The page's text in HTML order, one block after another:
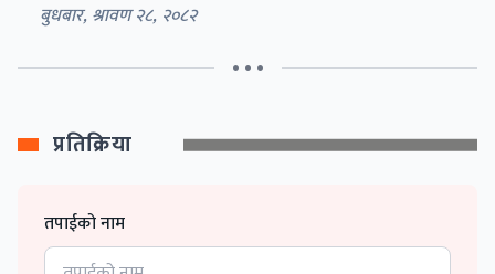
बुधबार, श्रावण २८, २०८२
• • •
प्रतिक्रिया
तपाईको नाम